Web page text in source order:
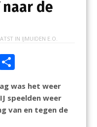
naar de
IN IJMUIDEN E.O.
D
e
n
was het weer
speelden weer
van en tegen de